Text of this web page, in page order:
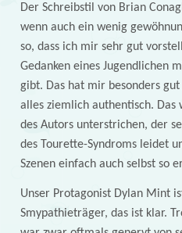
Der Schreibstil von Brian
wenn auch ein wenig
so, dass ich mir sehr gut
Gedanken eines Jugendlichen
gibt. Das hat mir besonders
alles ziemlich authentisch. Das
des Autors unterstrichen, der
des Tourette-Syndroms leidet
Szenen einfach auch selbst so
Unser Protagonist Dylan Mint
Smypathieträger, das ist klar.